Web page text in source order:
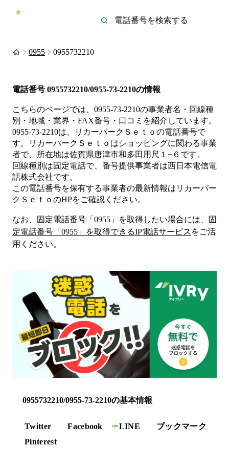
0955 0955732210
電話番号 0955732210/0955-73-2210の情報
こちらのページでは、 0955-73-2210の事業者名・回線種
別・地域・業界・FAX番号・口コミを紹介しています。
0955-73-2210は、 リカーパークＳｅｔｏ の電話番号で
す。
リカーパークＳｅｔｏはショッピングに関わる事業
者で、所在地は佐賀県唐津市和多田用尺１−６ です。
回線種別は固定電話で、番号提供事業者は西日本電信電
話株式会社です。
この電話番号を保有する事業者の最新情報は リカーパー
クＳｅｔｏ のHPをご確認ください。
なお、固定電話番号「 0955 」を取得したい場合には、
固
定電話番号「 0955 」を取得できるIP電話サービス をご活
用ください。
0955732210/0955-73-2210の基本情報
Twitter Facebook LINE
ブックマーク
Pinterest